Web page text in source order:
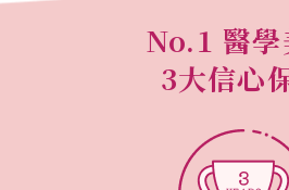
No.1 醫學
3大信心